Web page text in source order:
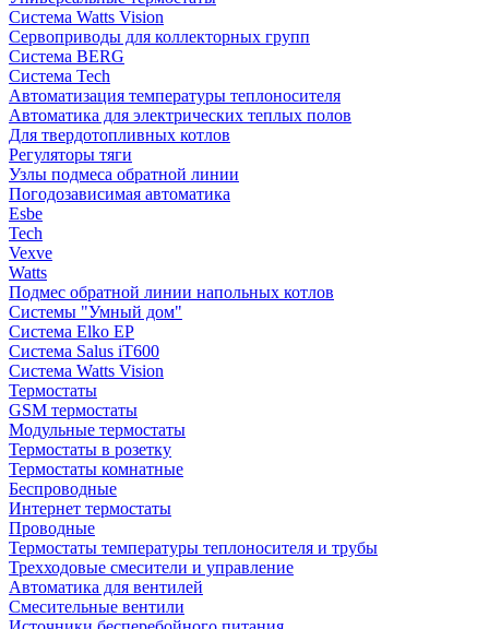
Система Watts Vision
Сервоприводы для коллекторных групп
Система BERG
Система Tech
Автоматизация температуры теплоносителя
Автоматика для электрических теплых полов
Для твердотопливных котлов
Регуляторы тяги
Узлы подмеса обратной линии
Погодозависимая автоматика
Esbe
Tech
Vexve
Watts
Подмес обратной линии напольных котлов
Системы "Умный дом"
Система Elko EP
Система Salus iT600
Система Watts Vision
Термостаты
GSM термостаты
Модульные термостаты
Термостаты в розетку
Термостаты комнатные
Беспроводные
Интернет термостаты
Проводные
Термостаты температуры теплоносителя и трубы
Трехходовые смесители и управление
Автоматика для вентилей
Смесительные вентили